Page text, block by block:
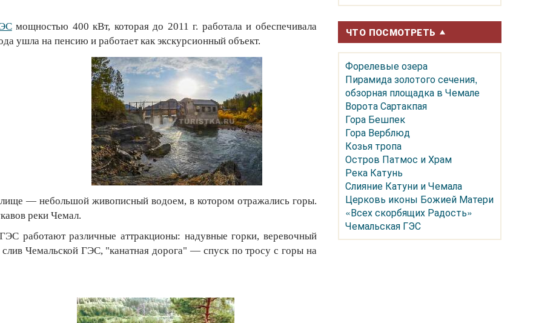
мощностью 400 кВт, которая до 2011 г. работала и обеспечивала
ушла на пенсию и работает как экскурсионный объект.
— небольшой живописный водоем, в котором отражались горы.
реки Чемал.
работают различные аттракционы: надувные горки, веревочный
Чемальской ГЭС, "канатная дорога" — спуск по тросу с горы на
ЧТО ПОСМОТРЕТЬ
Форелевые озера
Пирамида золотого сечения,
обзорная площадка в Чемале
Ворота Сартакпая
Гора Бешпек
Гора Верблюд
Козья тропа
Остров Патмос и Храм
Река Катунь
Слияние Катуни и Чемала
Церковь иконы Божией Матери
«Всех скорбящих Радость»
Чемальская ГЭС